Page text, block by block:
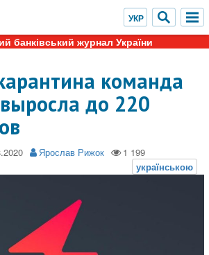
банківський журнал України
команда
до 220
Ярослав Рижок